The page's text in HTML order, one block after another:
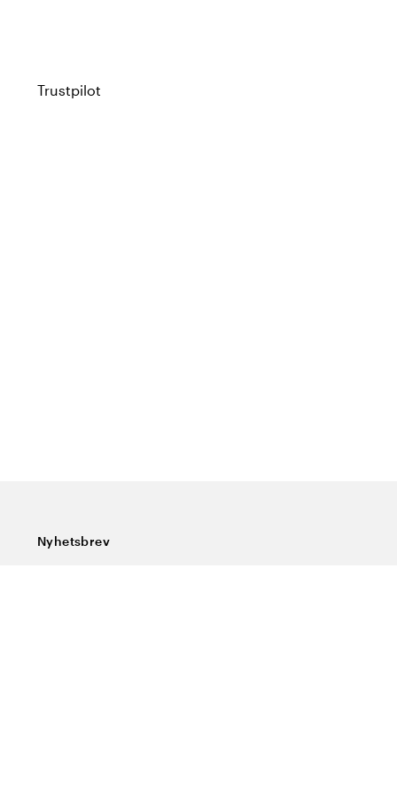
Trustpilot
Nyhetsbrev